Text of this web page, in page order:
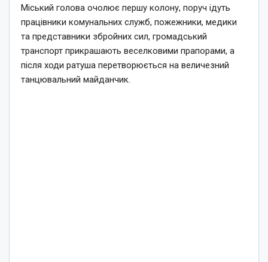
Міський голова очолює першу колону, поруч ідуть
працівники комунальних служб, пожежники, медики
та представники збройних сил, громадський
транспорт прикрашають веселковими прапорами, а
після ходи ратуша перетворюється на величезний
танцювальний майданчик.